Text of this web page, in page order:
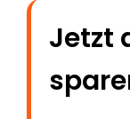
Jetzt